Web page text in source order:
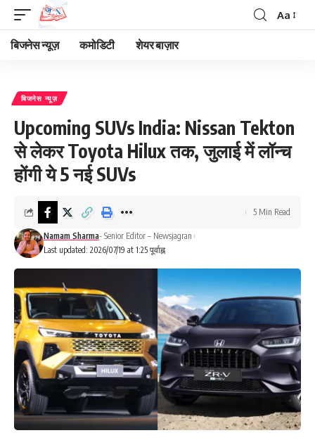
Font
Aa
बिजनेस न्यूज़ कमोडिटी शेयर बाज़ार
बिजनेस न्यूज़
Upcoming SUVs India: Nissan Tekton
से लेकर Toyota Hilux तक, जुलाई में लॉन्च
होंगी ये 5 नई SUVs
Last updated: 2026/07/19 at 1:25 पूर्वाह्न
Namam Sharma- Senior Editor – Newsjagran
5 Min Read